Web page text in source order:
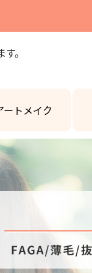
。
ートメイク